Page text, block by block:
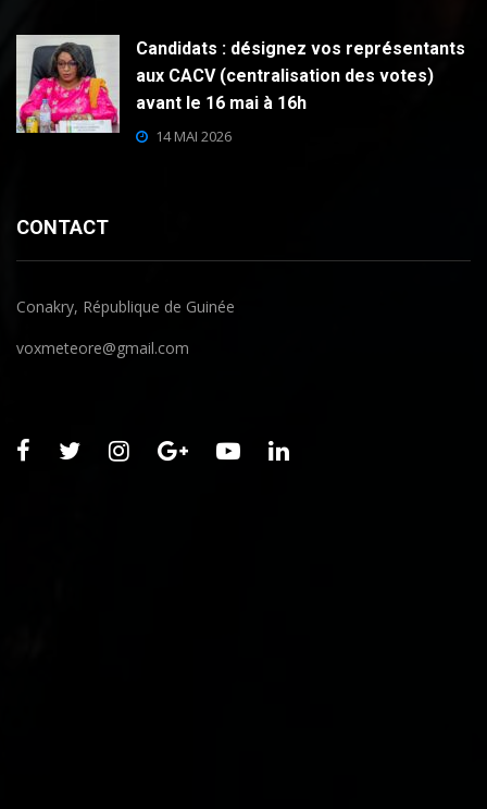
Candidats : désignez vos représentants
aux CACV (centralisation des votes)
avant le 16 mai à 16h
14 MAI 2026
CONTACT
Conakry, République de Guinée
voxmeteore@gmail.com